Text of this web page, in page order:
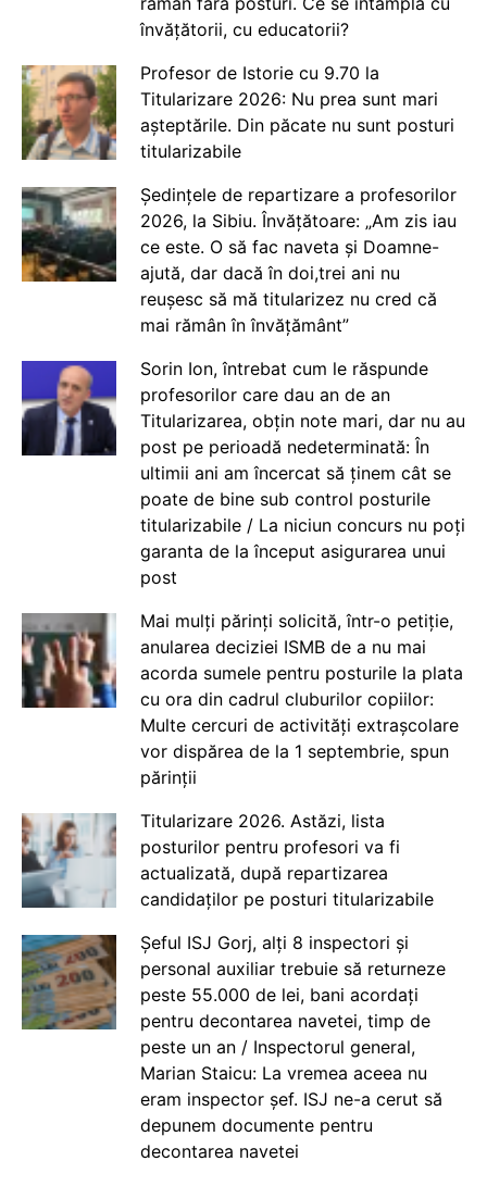
învățătorii, cu educatorii?
Profesor de Istorie cu 9.70 la
Titularizare 2026: Nu prea sunt mari
așteptările. Din păcate nu sunt posturi
titularizabile
Ședințele de repartizare a profesorilor
2026, la Sibiu. Învățătoare: „Am zis iau
ce este. O să fac naveta și Doamne-
ajută, dar dacă în doi,trei ani nu
reușesc să mă titularizez nu cred că
mai rămân în învățământ”
Sorin Ion, întrebat cum le răspunde
profesorilor care dau an de an
Titularizarea, obțin note mari, dar nu au
post pe perioadă nedeterminată: În
ultimii ani am încercat să ținem cât se
poate de bine sub control posturile
titularizabile / La niciun concurs nu poți
garanta de la început asigurarea unui
post
Mai mulți părinți solicită, într-o petiție,
anularea deciziei ISMB de a nu mai
acorda sumele pentru posturile la plata
cu ora din cadrul cluburilor copiilor:
Multe cercuri de activități extrașcolare
vor dispărea de la 1 septembrie, spun
părinții
Titularizare 2026. Astăzi, lista
posturilor pentru profesori va fi
actualizată, după repartizarea
candidaților pe posturi titularizabile
Șeful ISJ Gorj, alți 8 inspectori și
personal auxiliar trebuie să returneze
peste 55.000 de lei, bani acordați
pentru decontarea navetei, timp de
peste un an / Inspectorul general,
Marian Staicu: La vremea aceea nu
eram inspector șef. ISJ ne-a cerut să
depunem documente pentru
decontarea navetei